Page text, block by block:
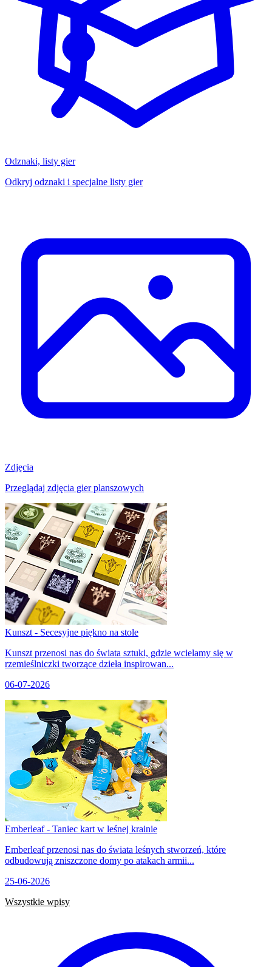
Odznaki, listy gier
Odkryj odznaki i specjalne listy gier
Zdjęcia
Przeglądaj zdjęcia gier planszowych
Kunszt - Secesyjne piękno na stole
Kunszt przenosi nas do świata sztuki, gdzie wcielamy się w
rzemieślniczki tworzące dzieła inspirowan...
06-07-2026
Emberleaf - Taniec kart w leśnej krainie
Emberleaf przenosi nas do świata leśnych stworzeń, które
odbudowują zniszczone domy po atakach armii...
25-06-2026
Wszystkie wpisy